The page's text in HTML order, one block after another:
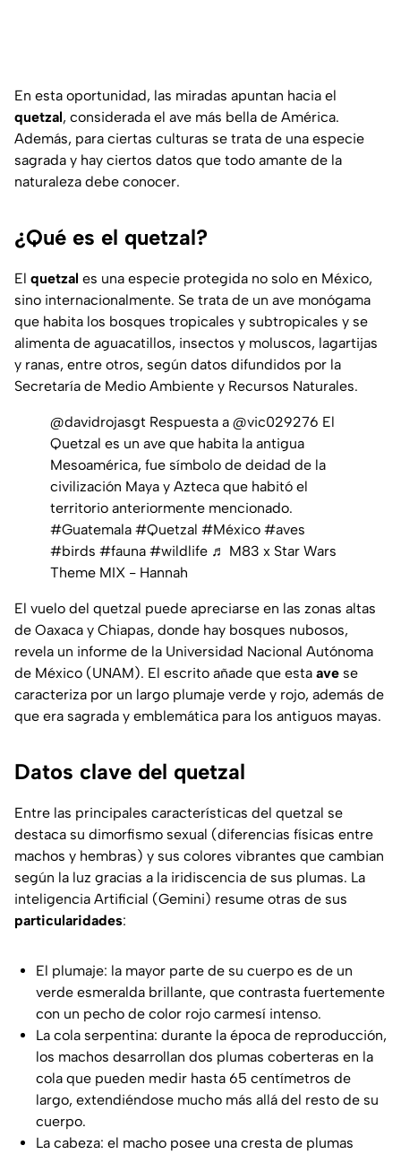
En esta oportunidad, las miradas apuntan hacia el
quetzal, considerada el ave más bella de América.
Además, para ciertas culturas se trata de una especie
sagrada y hay ciertos datos que todo amante de la
naturaleza debe conocer.
¿Qué es el quetzal?
El quetzal es una especie protegida no solo en México,
sino internacionalmente. Se trata de un ave monógama
que habita los bosques tropicales y subtropicales y se
alimenta de aguacatillos, insectos y moluscos, lagartijas
y ranas, entre otros, según datos difundidos por la
Secretaría de Medio Ambiente y Recursos Naturales.
@davidrojasgt Respuesta a @vic029276 El
Quetzal es un ave que habita la antigua
Mesoamérica, fue símbolo de deidad de la
civilización Maya y Azteca que habitó el
territorio anteriormente mencionado.
#Guatemala #Quetzal #México #aves
#birds #fauna #wildlife ♬ M83 x Star Wars
Theme MIX - Hannah
El vuelo del quetzal puede apreciarse en las zonas altas
de Oaxaca y Chiapas, donde hay bosques nubosos,
revela un informe de la Universidad Nacional Autónoma
de México (UNAM). El escrito añade que esta ave se
caracteriza por un largo plumaje verde y rojo, además de
que era sagrada y emblemática para los antiguos mayas.
Datos clave del quetzal
Entre las principales características del quetzal se
destaca su dimorfismo sexual (diferencias físicas entre
machos y hembras) y sus colores vibrantes que cambian
según la luz gracias a la iridiscencia de sus plumas. La
inteligencia Artificial (Gemini) resume otras de sus
particularidades:
El plumaje: la mayor parte de su cuerpo es de un
verde esmeralda brillante, que contrasta fuertemente
con un pecho de color rojo carmesí intenso.
La cola serpentina: durante la época de reproducción,
los machos desarrollan dos plumas coberteras en la
cola que pueden medir hasta 65 centímetros de
largo, extendiéndose mucho más allá del resto de su
cuerpo.
La cabeza: el macho posee una cresta de plumas